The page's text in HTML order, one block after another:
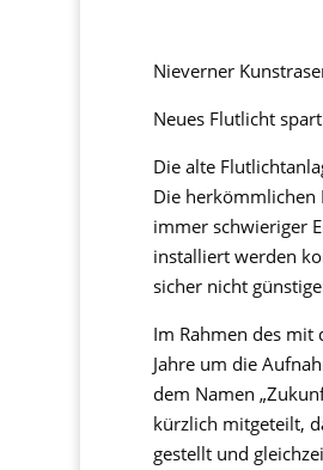
Nieverner
NeuesFlutlichtspart
Die alte
Die herkömmlichen
immer schwieriger
installiert werden
sicher nicht
Im Rahmen des mit
Jahre um die
dem Namen „
kürzlich mitgeteilt,
gestellt und